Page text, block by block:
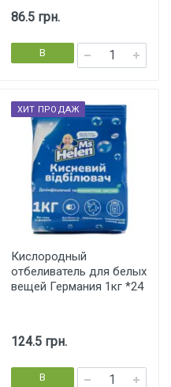
86.5 грн.
В
корзину
ХИТ ПРОДАЖ
Кислородный
отбеливатель для белых
вещей Германия 1кг *24
124.5 грн.
В